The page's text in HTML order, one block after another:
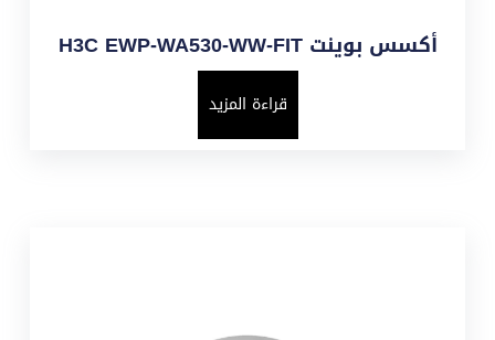
أكسس بوينت H3C EWP-WA530-WW-FIT
قراءة المزيد